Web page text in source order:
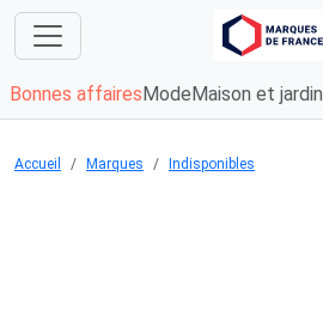
Bonnes affaires Mode Maison et jardin
Accueil Marques Indisponibles